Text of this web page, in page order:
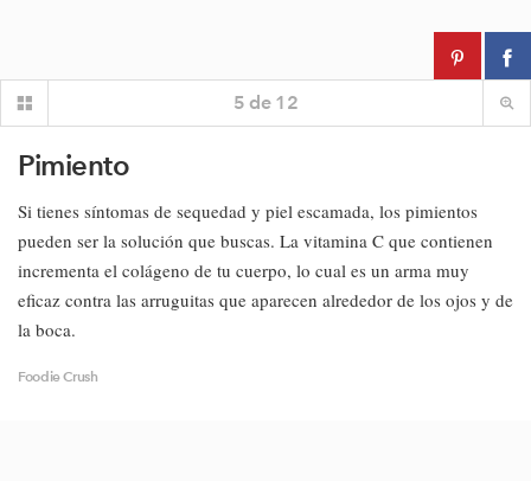
5 de 12
Pimiento
Si tienes síntomas de sequedad y piel escamada, los pimientos
pueden ser la solución que buscas. La vitamina C que contienen
incrementa el colágeno de tu cuerpo, lo cual es un arma muy
eficaz contra las arruguitas que aparecen alrededor de los ojos y de
la boca.
Foodie Crush